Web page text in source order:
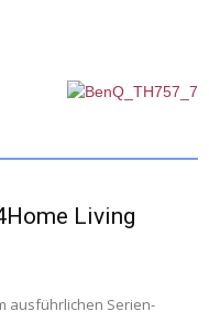
Living
ausführlichen Serien-